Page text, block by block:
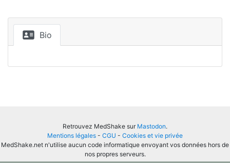
Bio
Retrouvez MedShake sur Mastodon.
Mentions légales - CGU - Cookies et vie privée
MedShake.net n'utilise aucun code informatique envoyant vos données hors de
nos propres serveurs.